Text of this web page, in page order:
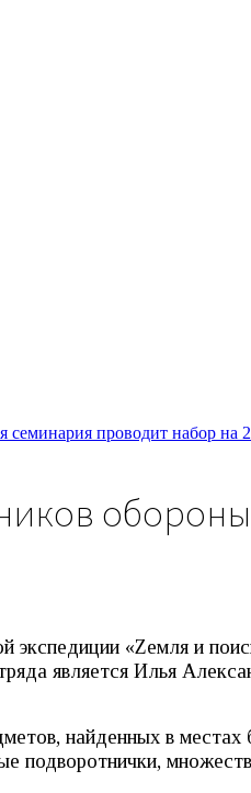
семинария проводит набор на
экспедиции «Zемля и
является Илья
найденных в